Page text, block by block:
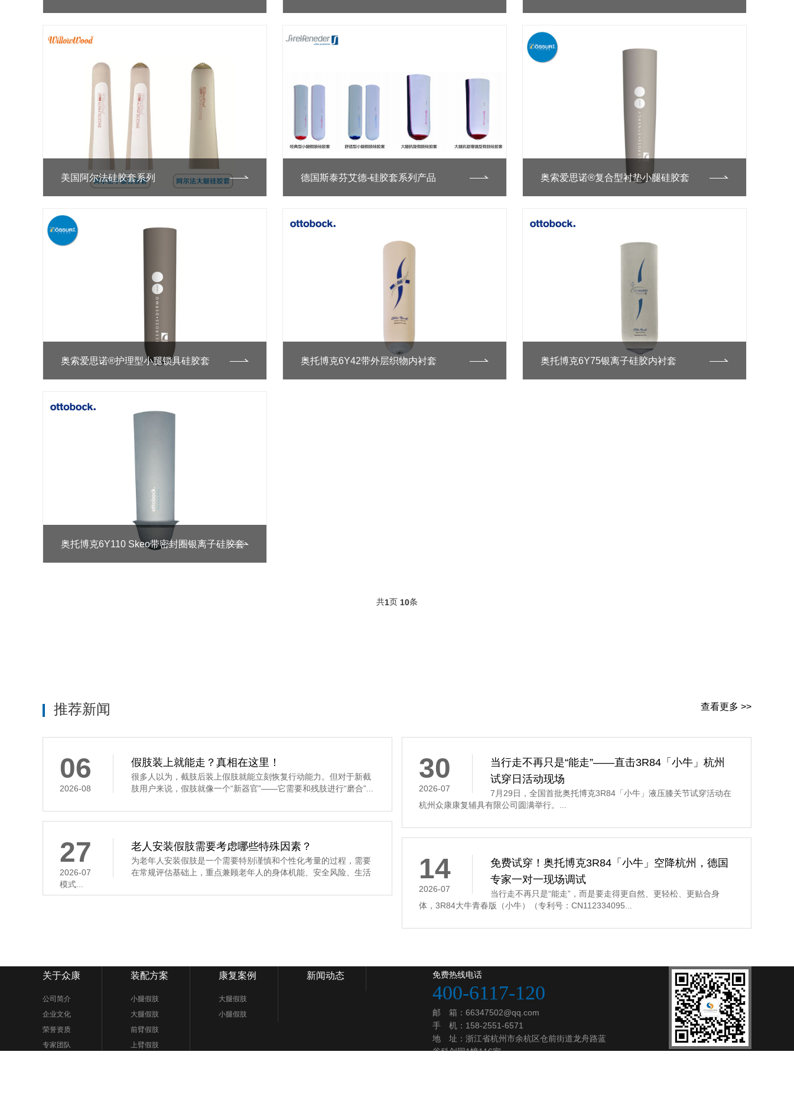
美国阿尔法硅胶套系列 德国斯泰芬艾德-硅胶套系列产品 奥索爱思诺®复合型衬垫小腿硅胶套
奥索爱思诺®护理型小腿锁具硅胶套 奥托博克6Y42带外层织物内衬套 奥托博克6Y75银离子硅胶内衬套
奥托博克6Y110 Skeo带密封圈银离子硅胶套
共1页 10条
查看更多 >>
推荐新闻
06
2026-08
假肢装上就能走？真相在这里！
很多人以为，截肢后装上假肢就能立刻恢复行动能力。但对于新截
肢用户来说，假肢就像一个“新器官”——它需要和残肢进行“磨合”...
30
2026-07
当行走不再只是“能走”——直击3R84「小牛」杭州
试穿日活动现场
7月29日，全国首批奥托博克3R84「小牛」液压膝关节试穿活动在
杭州众康康复辅具有限公司圆满举行。...
27
2026-07
老人安装假肢需要考虑哪些特殊因素？
为老年人安装假肢是一个需要特别谨慎和个性化考量的过程，需要
在常规评估基础上，重点兼顾老年人的身体机能、安全风险、生活
模式...
14
2026-07
免费试穿！奥托博克3R84「小牛」空降杭州，德国
专家一对一现场调试
当行走不再只是“能走”，而是要走得更自然、更轻松、更贴合身
体，3R84大牛青春版（小牛）（专利号：CN112334095...
关于众康
公司简介
企业文化
荣誉资质
专家团队
装配方案
小腿假肢
大腿假肢
前臂假肢
上臂假肢
康复案例
大腿假肢
小腿假肢
新闻动态 免费热线电话
400-6117-120
邮 箱：66347502@qq.com
手 机：158-2551-6571
地 址：浙江省杭州市余杭区仓前街道龙舟路蓝
谷科创园1幢116室